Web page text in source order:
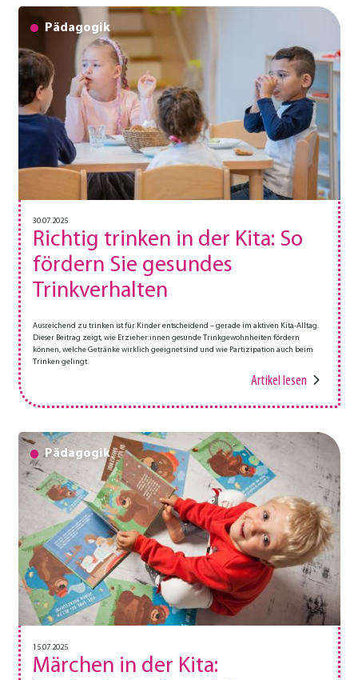
Pädagogik
30.07.2025
Richtig trinken in der Kita: So
fördern Sie gesundes
Trinkverhalten
Ausreichend zu trinken ist für Kinder entscheidend – gerade im aktiven Kita-Alltag.
Dieser Beitrag zeigt, wie Erzieher:innen gesunde Trinkgewohnheiten fördern
können, welche Getränke wirklich geeignet sind und wie Partizipation auch beim
Trinken gelingt.
Artikel lesen
Pädagogik
15.07.2025
Märchen in der Kita: